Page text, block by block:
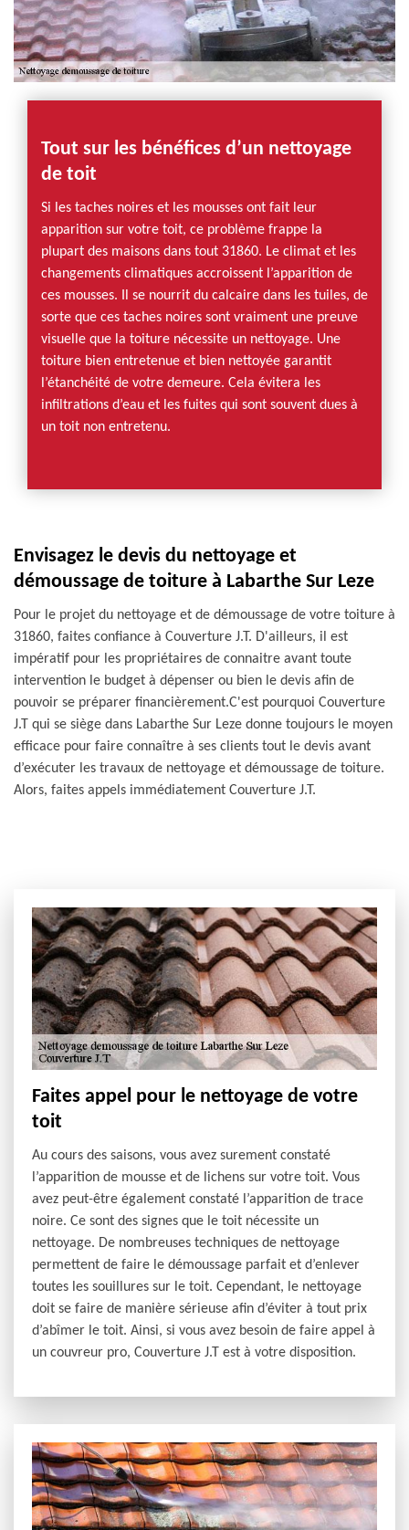
Tout sur les bénéfices d’un nettoyage
de toit
Si les taches noires et les mousses ont fait leur
apparition sur votre toit, ce problème frappe la
plupart des maisons dans tout 31860. Le climat et les
changements climatiques accroissent l’apparition de
ces mousses. Il se nourrit du calcaire dans les tuiles, de
sorte que ces taches noires sont vraiment une preuve
visuelle que la toiture nécessite un nettoyage. Une
toiture bien entretenue et bien nettoyée garantit
l’étanchéité de votre demeure. Cela évitera les
infiltrations d’eau et les fuites qui sont souvent dues à
un toit non entretenu.
Envisagez le devis du nettoyage et
démoussage de toiture à Labarthe Sur Leze
Pour le projet du nettoyage et de démoussage de votre toiture à
31860, faites confiance à Couverture J.T. D'ailleurs, il est
impératif pour les propriétaires de connaitre avant toute
intervention le budget à dépenser ou bien le devis afin de
pouvoir se préparer financièrement.C'est pourquoi Couverture
J.T qui se siège dans Labarthe Sur Leze donne toujours le moyen
efficace pour faire connaître à ses clients tout le devis avant
d’exécuter les travaux de nettoyage et démoussage de toiture.
Alors, faites appels immédiatement Couverture J.T.
Faites appel pour le nettoyage de votre
toit
Au cours des saisons, vous avez surement constaté
l’apparition de mousse et de lichens sur votre toit. Vous
avez peut-être également constaté l’apparition de trace
noire. Ce sont des signes que le toit nécessite un
nettoyage. De nombreuses techniques de nettoyage
permettent de faire le démoussage parfait et d’enlever
toutes les souillures sur le toit. Cependant, le nettoyage
doit se faire de manière sérieuse afin d’éviter à tout prix
d’abîmer le toit. Ainsi, si vous avez besoin de faire appel à
un couvreur pro, Couverture J.T est à votre disposition.